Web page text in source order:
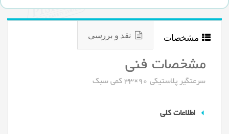
مشخصات نقد و بررسی
مشخصات فنی
سرعتگیر پلاستیکی 90×33 کمی سبک
اطلاعات کلی